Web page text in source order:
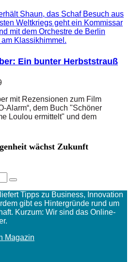
Ein bunter Herbststrauß
mit Rezensionen zum Film
Alarm“, dem Buch "Schöner
Loulou ermittelt" und dem
wächst Zukunft
Tipps zu Business, Innovation
gibt es Hintergründe rund um
Kurzum: Wir sind das Online-
Magazin